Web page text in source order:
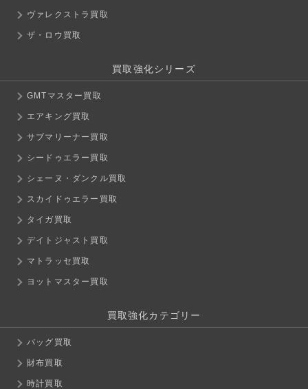
ヴァレクストラ買取
ザ・ロウ買取
買取強化シリーズ
GMTマスター買取
エアキング買取
サブマリーナー買取
シードゥエラー買取
シェーヌ・ダンクル買取
スカイドゥエラー買取
タイガ買取
デイトジャスト買取
マトラッセ買取
ヨットマスター買取
買取強化カテゴリー
バッグ買取
財布買取
時計買取